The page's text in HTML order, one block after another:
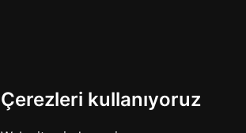
Çerezleri kullanıyoruz